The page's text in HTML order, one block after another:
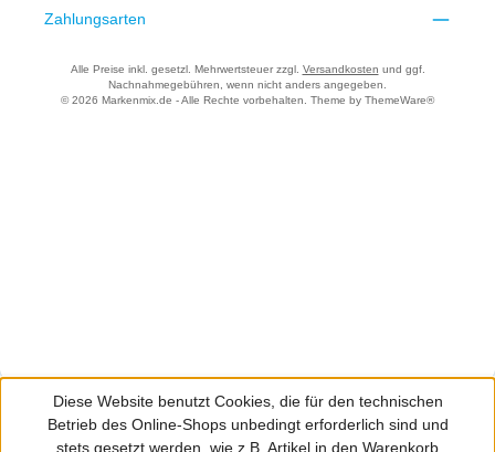
Zahlungsarten
Alle Preise inkl. gesetzl. Mehrwertsteuer zzgl. Versandkosten und ggf.
Nachnahmegebühren, wenn nicht anders angegeben.
© 2026 Markenmix.de - Alle Rechte vorbehalten. Theme by ThemeWare®
Diese Website benutzt Cookies, die für den technischen
Betrieb des Online-Shops unbedingt erforderlich sind und
stets gesetzt werden, wie z.B. Artikel in den Warenkorb